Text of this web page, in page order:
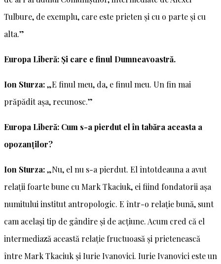
Tulbure, de exemplu, care este prieten și cu o parte și cu
alta.”
Europa Liberă: Și care e finul Dumneavoastră.
Ion Sturza:„E finul meu, da, e finul meu. Un fin mai
prăpădit așa, recunosc.”
Europa Liberă: Cum s-a pierdut el în tabăra aceasta a
opozanților?
Ion Sturza:„Nu, el nu s-a pierdut. El întotdeauna a avut
relații foarte bune cu Mark Tkaciuk, ei fiind fondatorii așa
numitului institut antropologic. E într-o relație bună, sunt
cam același tip de gândire și de acțiune. Acum cred că el
intermediază această relație fructuoasă și prietenească
între Mark Tkaciuk și Iurie Ivanovici. Iurie Ivanovici este un